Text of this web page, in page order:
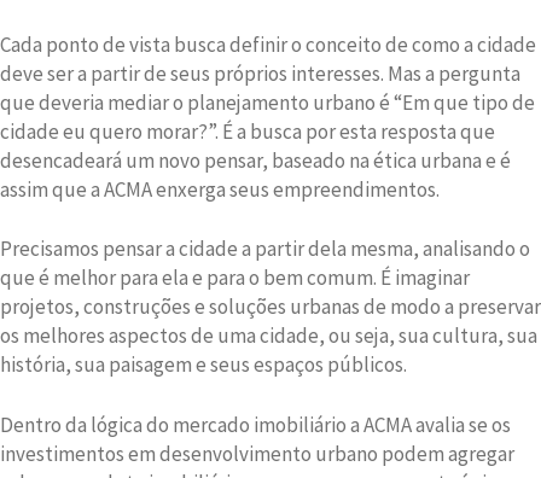
Cada ponto de vista busca definir o conceito de como a cidade
deve ser a partir de seus próprios interesses. Mas a pergunta
que deveria mediar o planejamento urbano é “Em que tipo de
cidade eu quero morar?”. É a busca por esta resposta que
desencadeará um novo pensar, baseado na ética urbana e é
assim que a ACMA enxerga seus empreendimentos.
Precisamos pensar a cidade a partir dela mesma, analisando o
que é melhor para ela e para o bem comum. É imaginar
projetos, construções e soluções urbanas de modo a preservar
os melhores aspectos de uma cidade, ou seja, sua cultura, sua
história, sua paisagem e seus espaços públicos.
Dentro da lógica do mercado imobiliário a ACMA avalia se os
investimentos em desenvolvimento urbano podem agregar